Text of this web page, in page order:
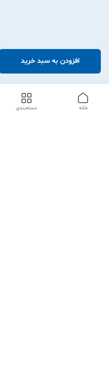
افزودن به سبد خرید
دسته‌بندی خانه